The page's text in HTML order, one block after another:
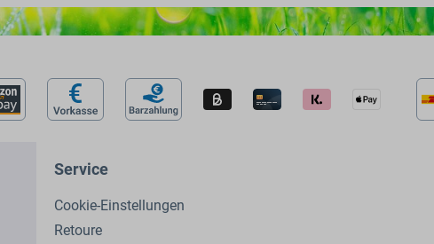
Service
Cookie-Einstellungen
Retoure